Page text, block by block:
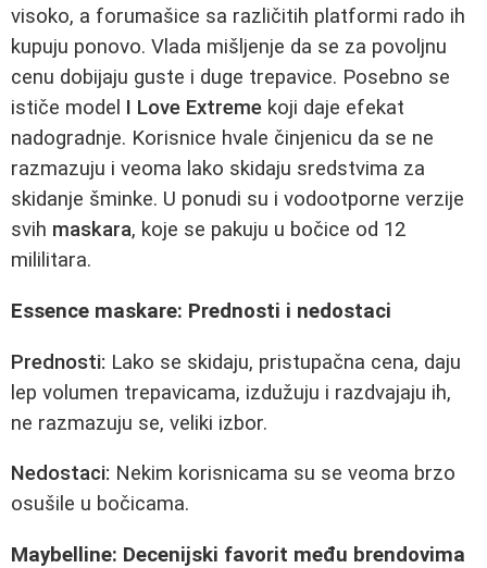
visoko, a forumašice sa različitih platformi rado ih
kupuju ponovo. Vlada mišljenje da se za povoljnu
cenu dobijaju guste i duge trepavice. Posebno se
ističe model I Love Extreme koji daje efekat
nadogradnje. Korisnice hvale činjenicu da se ne
razmazuju i veoma lako skidaju sredstvima za
skidanje šminke. U ponudi su i vodootporne verzije
svih maskara, koje se pakuju u bočice od 12
mililitara.
Essence maskare: Prednosti i nedostaci
Prednosti: Lako se skidaju, pristupačna cena, daju
lep volumen trepavicama, izdužuju i razdvajaju ih,
ne razmazuju se, veliki izbor.
Nedostaci: Nekim korisnicama su se veoma brzo
osušile u bočicama.
Maybelline: Decenijski favorit među brendovima